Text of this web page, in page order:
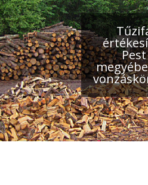
Pest